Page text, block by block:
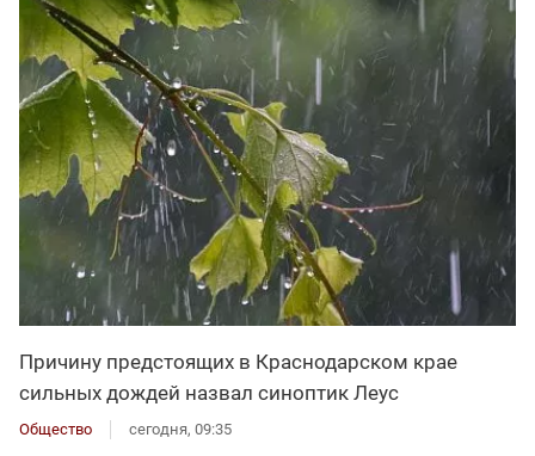
Причину предстоящих в Краснодарском крае
сильных дождей назвал синоптик Леус
Общество сегодня, 09:35